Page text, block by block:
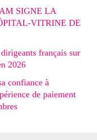
SIGNE LA
VITRINE DE
français sur
2026
confiance à
de paiement